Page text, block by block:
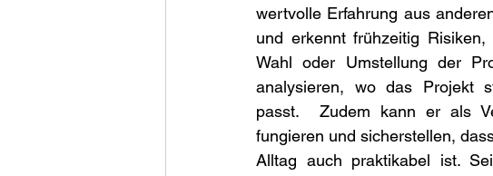
wertvolle Erfahrung aus
und erkennt frühzeitig
Wahl oder Umstellung der
analysieren, wo das Projekt
passt.  Zudem kann er als
fungieren und sicherstellen,
Alltag auch praktikabel ist.